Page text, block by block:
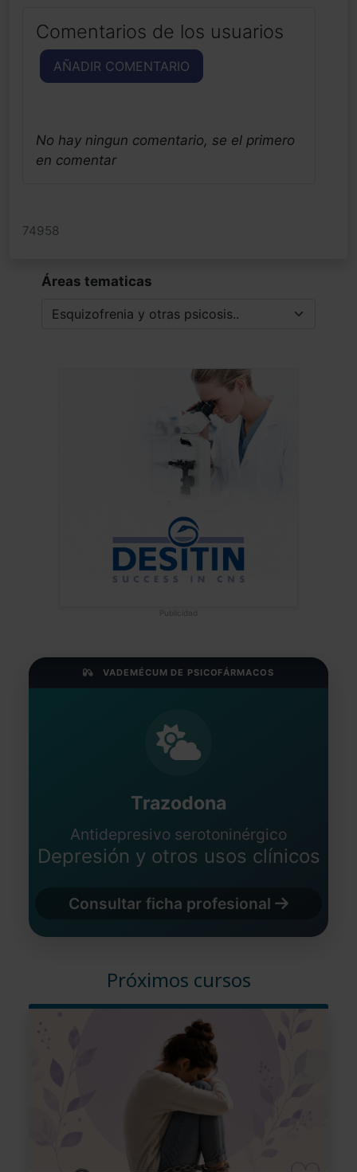
Comentarios de los usuarios
AÑADIR COMENTARIO
No hay ningun comentario, se el primero
en comentar
74958
Áreas tematicas
Publicidad
VADEMÉCUM DE PSICOFÁRMACOS
Trazodona
Antidepresivo serotoninérgico
Depresión y otros usos clínicos
Consultar ficha profesional
Próximos cursos